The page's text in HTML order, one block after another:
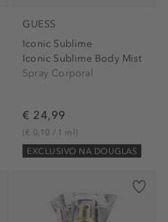
GUESS
Iconic Sublime
Iconic Sublime Body Mist
Spray Corporal
€ 24,99
(€ 0,10 / 1 ml)
EXCLUSIVO NA DOUGLAS